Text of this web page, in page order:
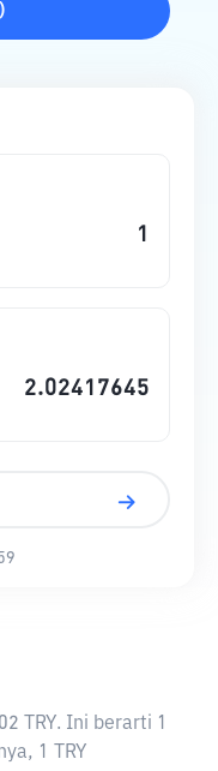
TRY. Ini berarti 1
1 TRY